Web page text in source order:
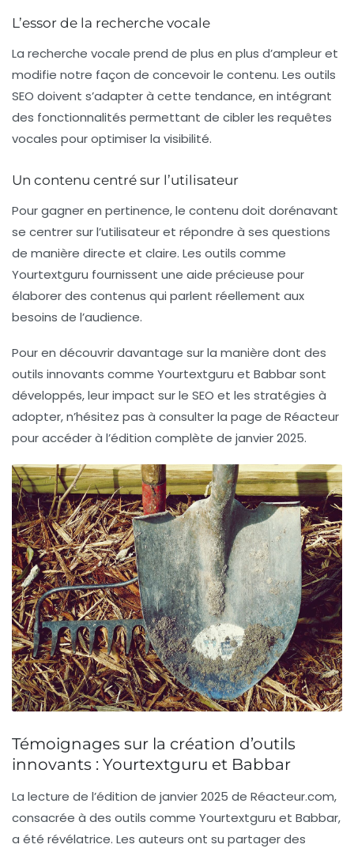
L’essor de la recherche vocale
La recherche vocale prend de plus en plus d’ampleur et
modifie notre façon de concevoir le contenu. Les outils
SEO doivent s’adapter à cette tendance, en intégrant
des fonctionnalités permettant de cibler les requêtes
vocales pour optimiser la visibilité.
Un contenu centré sur l’utilisateur
Pour gagner en pertinence, le contenu doit dorénavant
se centrer sur l’utilisateur et répondre à ses questions
de manière directe et claire. Les outils comme
Yourtextguru fournissent une aide précieuse pour
élaborer des contenus qui parlent réellement aux
besoins de l’audience.
Pour en découvrir davantage sur la manière dont des
outils innovants comme Yourtextguru et Babbarsont
développés, leur impact sur le SEO et les stratégies à
adopter, n’hésitez pas à consulter la page de Réacteur
pour accéder à l’édition complète de janvier 2025.
Témoignages sur la création d’outils
innovants : Yourtextguru et Babbar
La lecture de l’édition de janvier 2025 de Réacteur.com,
consacrée à des outils comme Yourtextguru et Babbar,
a été révélatrice. Les auteurs ont su partager des